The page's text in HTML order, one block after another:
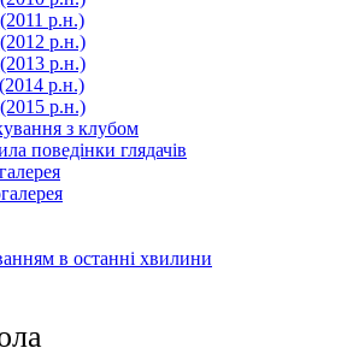
р.н.)
р.н.)
р.н.)
р.н.)
р.н.)
з клубом
поведінки глядачів